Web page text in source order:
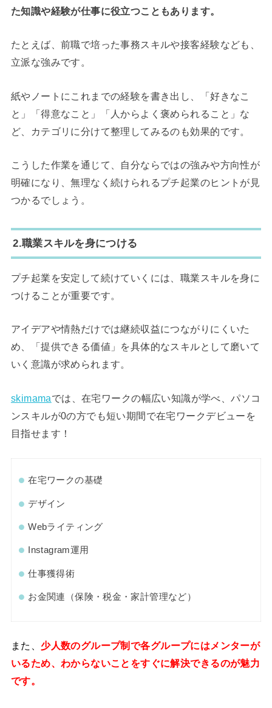
た知識や経験が仕事に役立つこともあります。
たとえば、前職で培った事務スキルや接客経験なども、
立派な強みです。
紙やノートにこれまでの経験を書き出し、「好きなこ
と」「得意なこと」「人からよく褒められること」な
ど、カテゴリに分けて整理してみるのも効果的です。
こうした作業を通じて、自分ならではの強みや方向性が
明確になり、無理なく続けられるプチ起業のヒントが見
つかるでしょう。
2.職業スキルを身につける
プチ起業を安定して続けていくには、職業スキルを身に
つけることが重要です。
アイデアや情熱だけでは継続収益につながりにくいた
め、「提供できる価値」を具体的なスキルとして磨いて
いく意識が求められます。
skimamaでは、在宅ワークの幅広い知識が学べ、パソコ
ンスキルが0の方でも短い期間で在宅ワークデビューを
目指せます！
在宅ワークの基礎
デザイン
Webライティング
Instagram運用
仕事獲得術
お金関連（保険・税金・家計管理など）
また、少人数のグループ制で各グループにはメンターが
いるため、わからないことをすぐに解決できるのが魅力
です。